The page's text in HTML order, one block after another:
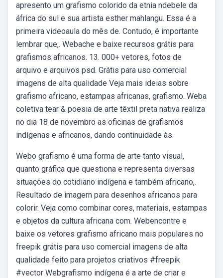
apresento um grafismo colorido da etnia ndebele da
áfrica do sul e sua artista esther mahlangu. Essa é a
primeira videoaula do mês de. Contudo, é importante
lembrar que,. Webache e baixe recursos grátis para
grafismos africanos. 13. 000+ vetores, fotos de
arquivo e arquivos psd. Grátis para uso comercial
imagens de alta qualidade Veja mais ideias sobre
grafismo africano, estampas africanas, grafismo. Weba
coletiva tear & poesia de arte têxtil preta nativa realiza
no dia 18 de novembro as oficinas de grafismos
indígenas e africanos, dando continuidade às.
Webo grafismo é uma forma de arte tanto visual,
quanto gráfica que questiona e representa diversas
situações do cotidiano indígena e também africano,.
Resultado de imagem para desenhos africanos para
colorir. Veja como combinar cores, materiais, estampas
e objetos da cultura africana com. Webencontre e
baixe os vetores grafismo africano mais populares no
freepik grátis para uso comercial imagens de alta
qualidade feito para projetos criativos #freepik
#vector Webgrafismo indígena é a arte de criar e